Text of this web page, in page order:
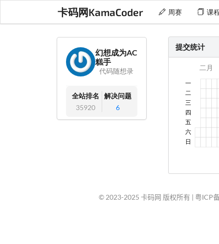
卡码网KamaCoder 周赛 课
幻想成为AC
糕手
代码随想录
全站排名
35920
解决问题
6
提交统计
© 2023-2025 卡码网 版权所有 | 粤ICP